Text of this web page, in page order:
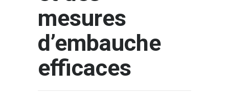
mesures
d’embauche
efficaces